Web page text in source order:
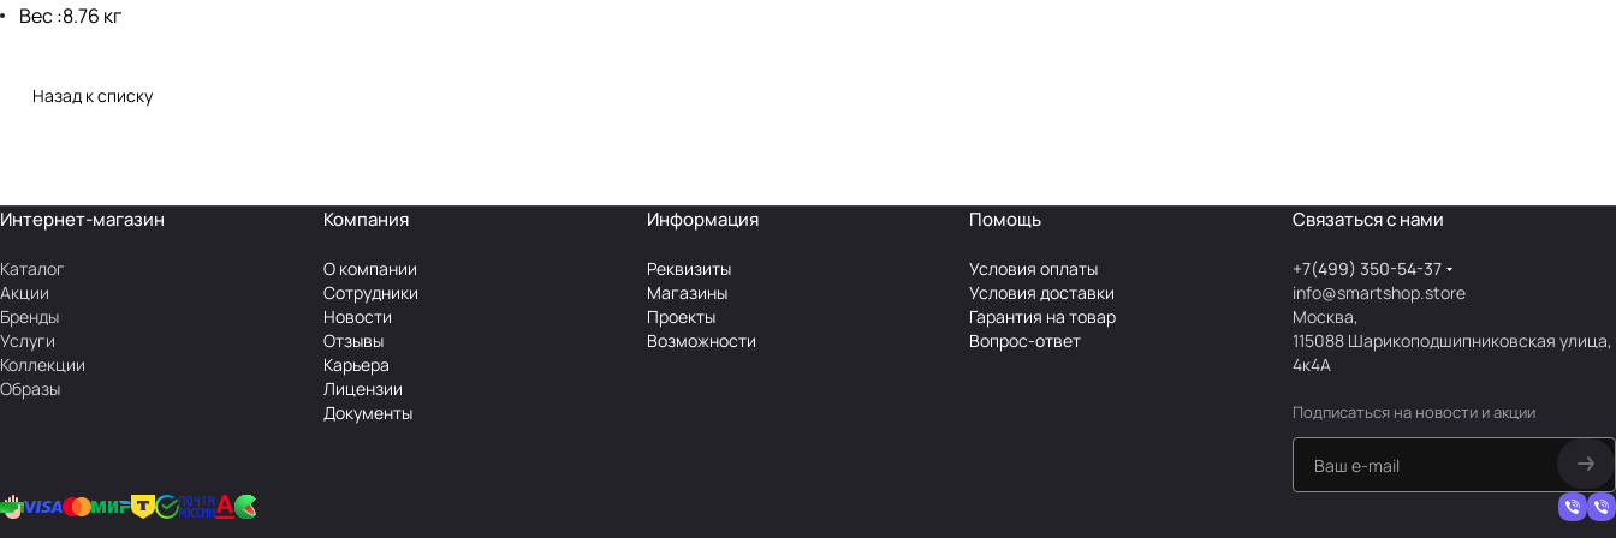
Вес :8.76 кг
Назад к списку
Интернет-магазин
Каталог
Акции
Бренды
Услуги
Коллекции
Образы
Компания
О компании
Сотрудники
Новости
Отзывы
Карьера
Лицензии
Документы
Информация
Реквизиты
Магазины
Проекты
Возможности
Помощь
Условия оплаты
Условия доставки
Гарантия на товар
Вопрос-ответ
Связаться с нами
+7(499) 350-54-37
info@smartshop.store
Москва,
115088 Шарикоподшипниковская улица,
4к4А
Подписаться на новости и акции